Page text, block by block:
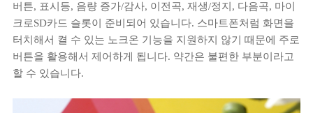
버튼, 표시등, 음량 증가/감사, 이전곡, 재생/정지, 다음곡, 마이
크로SD카드 슬롯이 준비되어 있습니다. 스마트폰처럼 화면을
터치해서 켤 수 있는 노크온 기능을 지원하지 않기 때문에 주로
버튼을 활용해서 제어하게 됩니다. 약간은 불편한 부분이라고
할 수 있습니다.